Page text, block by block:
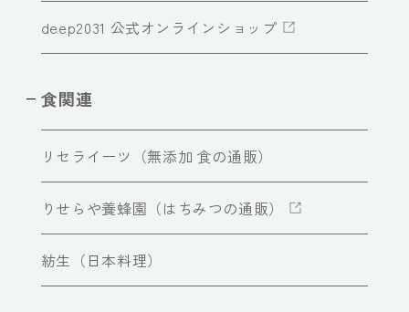
deep2031 公式オンラインショップ
食関連
リセライーツ（無添加 食の通販）
りせらや養蜂園（はちみつの通販）
紡生（日本料理）